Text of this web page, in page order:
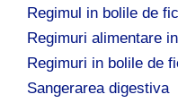
Regimul in bolile de
Regimuri alimentare
Regimuri in bolile de
Sangerarea digestiva